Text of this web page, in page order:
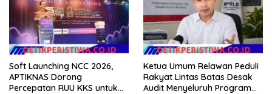
Soft Launching NCC 2026,
APTIKNAS Dorong
Percepatan RUU KKS untuk
Ketua Umum Relawan Peduli
Rakyat Lintas Batas Desak
Audit Menyeluruh Program